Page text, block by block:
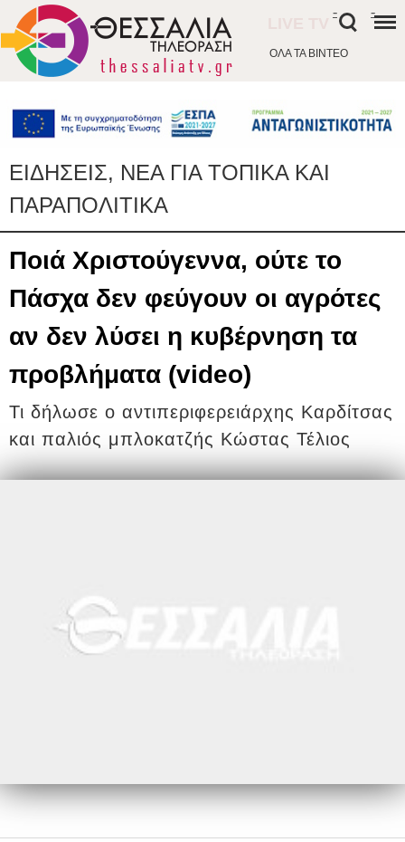
ΟΛΑ ΤΑ ΒΙΝΤΕΟ
- -
ΕΙΔΗΣΕΙΣ, ΝΕΑ ΓΙΑ ΤΟΠΙΚΑ ΚΑΙ
ΠΑΡΑΠΟΛΙΤΙΚΑ
Ποιά Χριστούγεννα, ούτε το
Πάσχα δεν φεύγουν οι αγρότες
αν δεν λύσει η κυβέρνηση τα
προβλήματα (video)
Τι δήλωσε ο αντιπεριφερειάρχης Καρδίτσας
και παλιός μπλοκατζής Κώστας Τέλιος